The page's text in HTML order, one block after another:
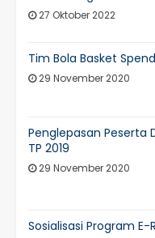
27 Oktober 2022
Tim Bola Basket
29 November 2020
Penglepasan Peserta
TP 2019
29 November 2020
Sosialisasi Program E-